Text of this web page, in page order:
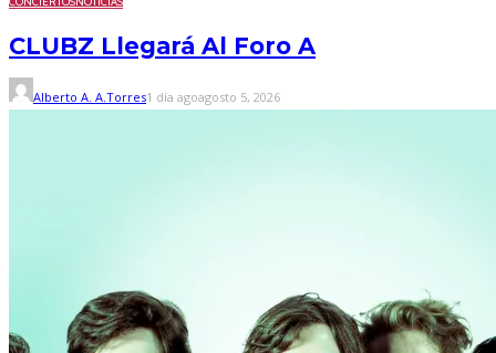
CLUBZ Llegará Al Foro A
Alberto A. A.Torres1 día agoagosto 5, 2026